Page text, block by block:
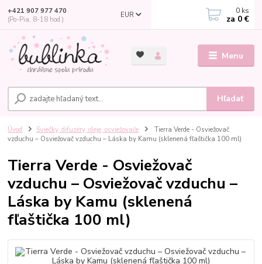
Menu
EUR
Hľadať
+421 907 977 470
(Po-Pia, 8-18 hod.)
0 ks
za 0 €
Úvod Sviečky, difuzéry, oleje, osviežovače
Tierra Verde - Osviežovač
vzduchu – Osviežovač vzduchu – Láska by Kamu (sklenená fľaštička 100 ml)
Tierra Verde - Osviežovač
vzduchu – Osviežovač vzduchu –
Láska by Kamu (sklenená
fľaštička 100 ml)